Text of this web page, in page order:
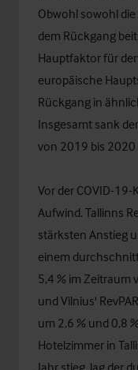
Obwohl sowohl
dem Rückgang
Hauptfaktor für
europäische
Rückgang in
Insgesamt sank
von 2019 bis
Vor der COVID-19-
Aufwind. Tallinns
stärksten Anstieg
einem
5,4 % im Zeitraum
und Vilnius'
um 2,6 % und 0,8
Hotelzimmer in
Jahr stieg, lag der